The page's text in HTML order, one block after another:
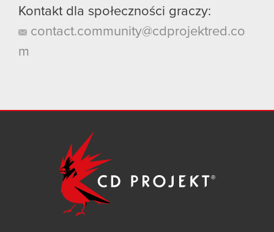
Kontakt dla społeczności graczy:
contact.community@cdprojektred.co
m